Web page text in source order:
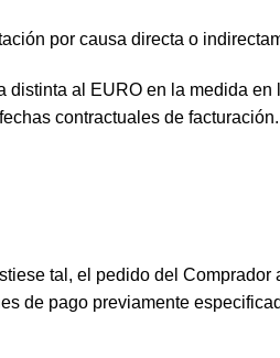
por causa directa o
distinta al EURO en la medida
contractuales de facturación.
tal, el pedido del
de pago previamente